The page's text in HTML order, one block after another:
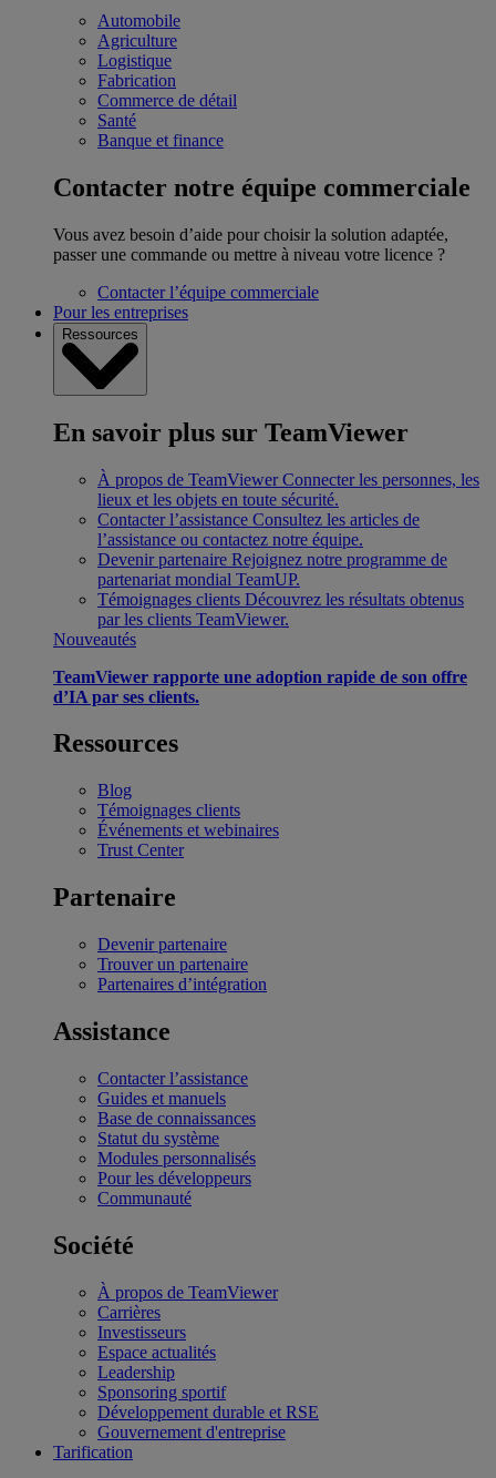
Automobile
Agriculture
Logistique
Fabrication
Commerce de détail
Santé
Banque et finance
Contacter notre équipe commerciale
Vous avez besoin d’aide pour choisir la solution adaptée,
passer une commande ou mettre à niveau votre licence ?
Contacter l’équipe commerciale
Pour les entreprises
Ressources
En savoir plus sur TeamViewer
À propos de TeamViewer Connecter les personnes, les
lieux et les objets en toute sécurité.
Contacter l’assistance Consultez les articles de
l’assistance ou contactez notre équipe.
Devenir partenaire Rejoignez notre programme de
partenariat mondial TeamUP.
Témoignages clients Découvrez les résultats obtenus
par les clients TeamViewer.
Nouveautés
TeamViewer rapporte une adoption rapide de son offre
d’IA par ses clients.
Ressources
Blog
Témoignages clients
Événements et webinaires
Trust Center
Partenaire
Devenir partenaire
Trouver un partenaire
Partenaires d’intégration
Assistance
Contacter l’assistance
Guides et manuels
Base de connaissances
Statut du système
Modules personnalisés
Pour les développeurs
Communauté
Société
À propos de TeamViewer
Carrières
Investisseurs
Espace actualités
Leadership
Sponsoring sportif
Développement durable et RSE
Gouvernement d'entreprise
Tarification